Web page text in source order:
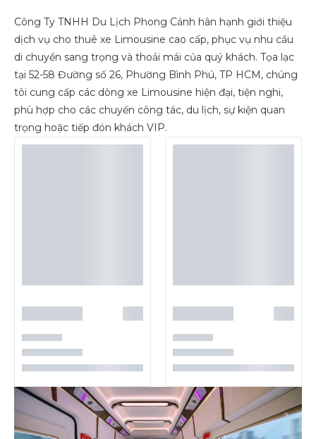
Công Ty TNHH Du Lịch Phong Cảnh hân hạnh giới thiệu
dịch vụ cho thuê xe Limousine cao cấp, phục vụ nhu cầu
di chuyển sang trọng và thoải mái của quý khách. Tọa lạc
tại 52-58 Đường số 26, Phường Bình Phú, TP HCM, chúng
tôi cung cấp các dòng xe Limousine hiện đại, tiện nghi,
phù hợp cho các chuyến công tác, du lịch, sự kiện quan
trọng hoặc tiếp đón khách VIP.